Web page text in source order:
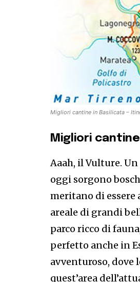
Migliori cantine in Basilicata –
Migliori
Aaah, il Vulture.
oggi sorgono
meritano di
areale di grandi
parco ricco di
perfetto anche in
avventuroso,
quest’area